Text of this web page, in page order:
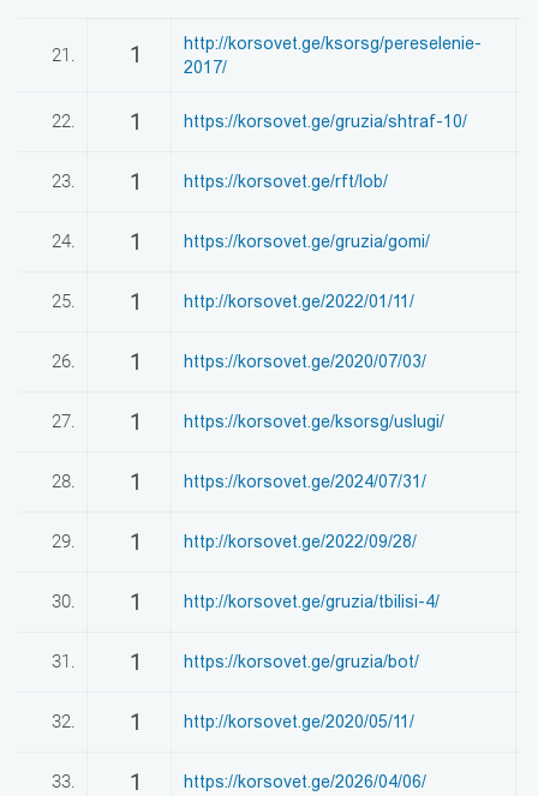
21. 1
http://korsovet.ge/ksorsg/pereselenie-
2017/
22. 1 https://korsovet.ge/gruzia/shtraf-10/
23. 1 https://korsovet.ge/rft/lob/
24. 1 https://korsovet.ge/gruzia/gomi/
25. 1 http://korsovet.ge/2022/01/11/
26. 1 https://korsovet.ge/2020/07/03/
27. 1 https://korsovet.ge/ksorsg/uslugi/
28. 1 https://korsovet.ge/2024/07/31/
29. 1 http://korsovet.ge/2022/09/28/
30. 1 http://korsovet.ge/gruzia/tbilisi-4/
31. 1 https://korsovet.ge/gruzia/bot/
32. 1 http://korsovet.ge/2020/05/11/
33. 1 https://korsovet.ge/2026/04/06/